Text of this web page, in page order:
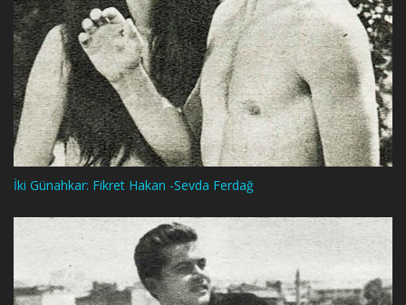
İki Günahkar: Fikret Hakan -Sevda Ferdağ